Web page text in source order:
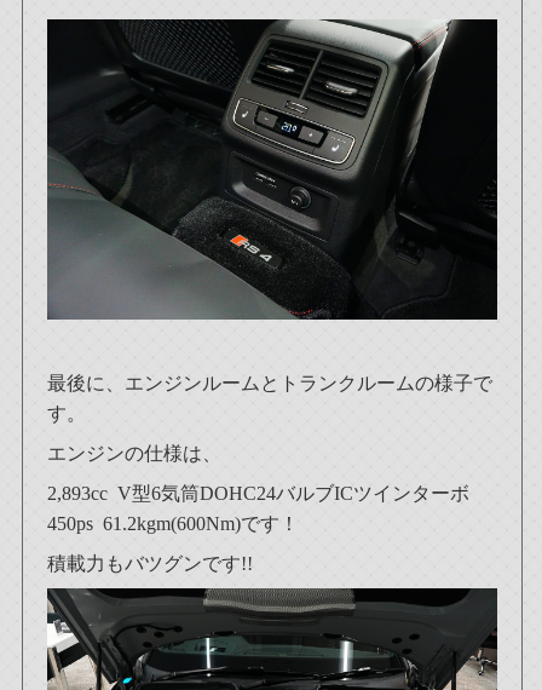
最後に、エンジンルームとトランクルームの様子で
す。
エンジンの仕様は、
2,893cc V型6気筒DOHC24バルブICツインターボ
450ps 61.2kgm(600Nm)です！
積載力もバツグンです!!